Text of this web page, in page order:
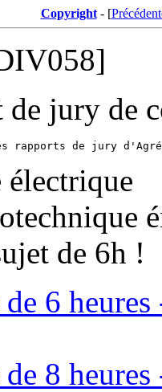
Copyright- [
de jury de
électrique
de 6h !
6
8